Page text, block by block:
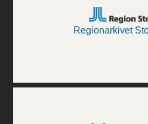
Regionarkivet